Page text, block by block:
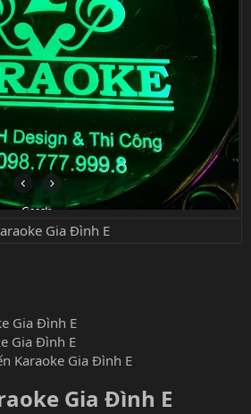
Gia Đình E
Gia Đình E
Gia Đình E
Karaoke Gia Đình E
Gia Đình E​